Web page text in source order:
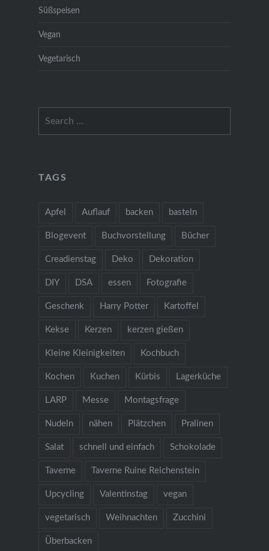
Süßspeisen
Vegan
Vegetarisch
TAGS
Apfel Auflauf backen basteln
Blogevent Buchvorstellung Bücher
Creadienstag Deko Dekoration
DIY DSA essen Fotografie
Geschenk Harry Potter Kartoffel
Kekse Kerzen kerzen gießen
Kleine Kleinigkeiten Kochbuch
Kochen Kuchen Kürbis Lagerküche
LARP Messe Montagsfrage
Nudeln nähen Plätzchen Pralinen
Salat schnell und einfach Schokolade
Taverne Taverne Ruine Reichenstein
Upcycling Valentinstag vegan
vegetarisch Weihnachten Zucchini
Überbacken